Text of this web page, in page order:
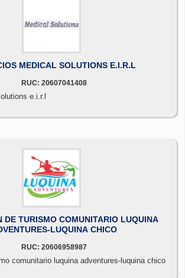
MEDICAL SOLUTIONS E.I.R.L
RUC: 20607041408
e.i.r.l
DE TURISMO COMUNITARIO LUQUINA
LUQUINA CHICO
RUC: 20606958987
comunitario luquina adventures-luquina chico